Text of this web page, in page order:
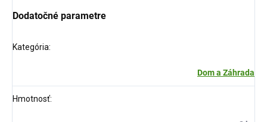
Dodatočné parametre
Kategória:
Dom a Záhrada
Hmotnosť: